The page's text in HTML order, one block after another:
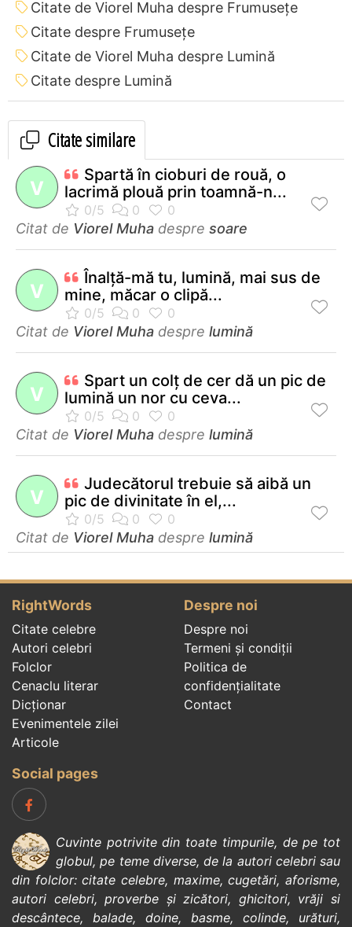
Citate de Viorel Muha despre Frumusețe
Citate despre Frumusețe
Citate de Viorel Muha despre Lumină
Citate despre Lumină
Citate similare
V
Spartă în cioburi de rouă, o
lacrimă plouă prin toamnă-n...
Citat de Viorel Muha despre soare
V
Înalţă-mă tu, lumină, mai sus de
mine, măcar o clipă...
Citat de Viorel Muha despre lumină
V
Spart un colţ de cer dă un pic de
lumină un nor cu ceva...
Citat de Viorel Muha despre lumină
V
Judecătorul trebuie să aibă un
pic de divinitate în el,...
Citat de Viorel Muha despre lumină
RightWords
Citate celebre
Autori celebri
Folclor
Cenaclu literar
Dicționar
Evenimentele zilei
Articole
Despre noi
Despre noi
Termeni și condiții
Politica de
confidenţialitate
Contact
Social pages
Cuvinte potrivite din toate timpurile, de pe tot
globul, pe teme diverse, de la autori celebrisau
din folclor:citate celebre, maxime,cugetări,aforisme,
autori celebri,proverbe și zicători, ghicitori, vrăji si
descântece, balade, doine, basme, colinde, urături,